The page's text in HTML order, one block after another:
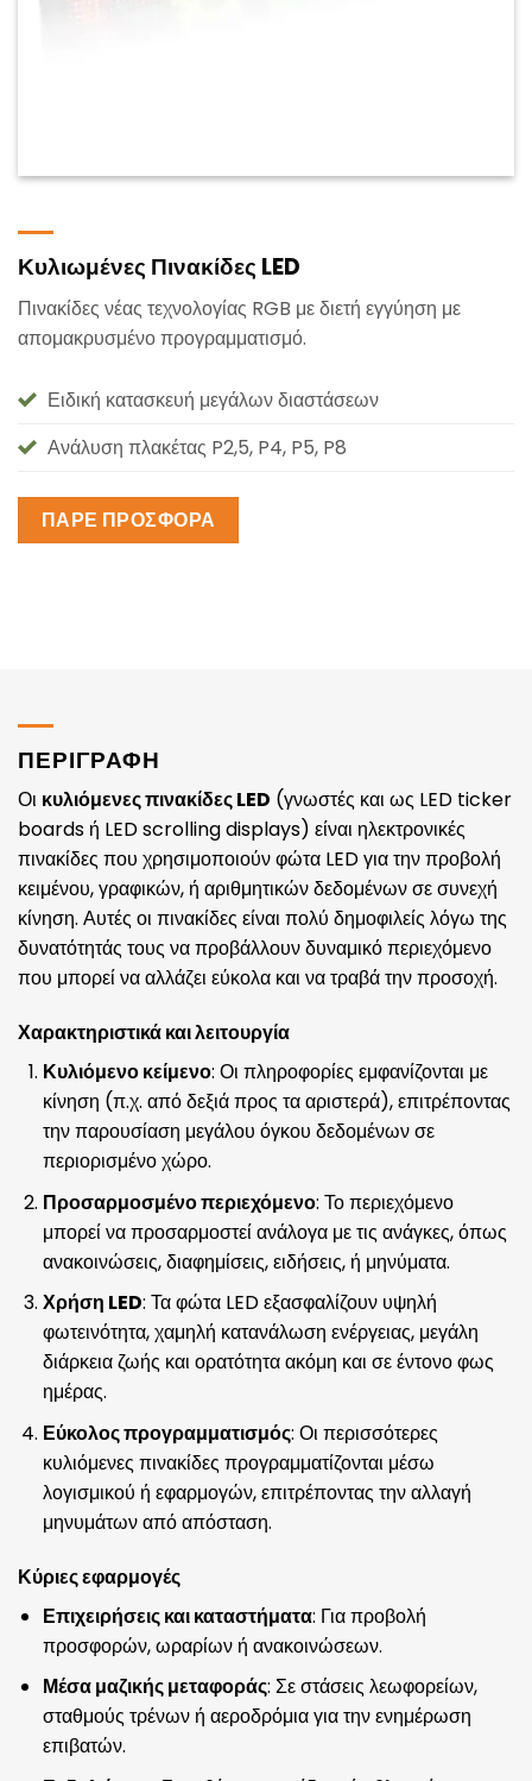
Κυλιωμένες Πινακίδες LED
Πινακίδες νέας τεχνολογίας RGB με διετή εγγύηση με
απομακρυσμένο προγραμματισμό.
Ειδική κατασκευή μεγάλων διαστάσεων
Ανάλυση πλακέτας P2,5, P4, P5, P8
ΠΑΡΕ ΠΡΟΣΦΟΡΑ
ΠΕΡΙΓΡΑΦΗ
Οι κυλιόμενες πινακίδες LED (γνωστές και ως LED ticker
boards ή LED scrolling displays) είναι ηλεκτρονικές
πινακίδες που χρησιμοποιούν φώτα LED για την προβολή
κειμένου, γραφικών, ή αριθμητικών δεδομένων σε συνεχή
κίνηση. Αυτές οι πινακίδες είναι πολύ δημοφιλείς λόγω της
δυνατότητάς τους να προβάλλουν δυναμικό περιεχόμενο
που μπορεί να αλλάζει εύκολα και να τραβά την προσοχή.
Χαρακτηριστικά και λειτουργία
Κυλιόμενο κείμενο: Οι πληροφορίες εμφανίζονται με
κίνηση (π.χ. από δεξιά προς τα αριστερά), επιτρέποντας
την παρουσίαση μεγάλου όγκου δεδομένων σε
περιορισμένο χώρο.
Προσαρμοσμένο περιεχόμενο: Το περιεχόμενο
μπορεί να προσαρμοστεί ανάλογα με τις ανάγκες, όπως
ανακοινώσεις, διαφημίσεις, ειδήσεις, ή μηνύματα.
Χρήση LED: Τα φώτα LED εξασφαλίζουν υψηλή
φωτεινότητα, χαμηλή κατανάλωση ενέργειας, μεγάλη
διάρκεια ζωής και ορατότητα ακόμη και σε έντονο φως
ημέρας.
Εύκολος προγραμματισμός: Οι περισσότερες
κυλιόμενες πινακίδες προγραμματίζονται μέσω
λογισμικού ή εφαρμογών, επιτρέποντας την αλλαγή
μηνυμάτων από απόσταση.
Κύριες εφαρμογές
Επιχειρήσεις και καταστήματα: Για προβολή
προσφορών, ωραρίων ή ανακοινώσεων.
Μέσα μαζικής μεταφοράς: Σε στάσεις λεωφορείων,
σταθμούς τρένων ή αεροδρόμια για την ενημέρωση
επιβατών.